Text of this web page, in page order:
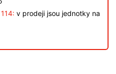
v prodeji jsou jednotky na